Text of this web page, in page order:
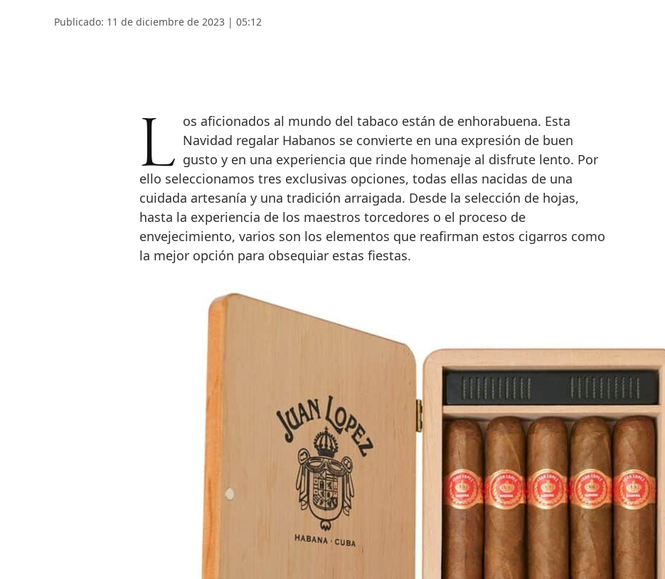
Publicado: 11 de diciembre de 2023 | 05:12
Los aficionados al mundo del tabaco están de enhorabuena. Esta Navidad regalar Habanos se convierte en una expresión de buen
gusto y en una experiencia que rinde homenaje al disfrute lento. Por
ello seleccionamos tres exclusivas opciones, todas ellas nacidas de una
cuidada artesanía y una tradición arraigada. Desde la selección de hojas,
hasta la experiencia de los maestros torcedores o el proceso de
envejecimiento, varios son los elementos que reafirman estos cigarros como
la mejor opción para obsequiar estas fiestas.